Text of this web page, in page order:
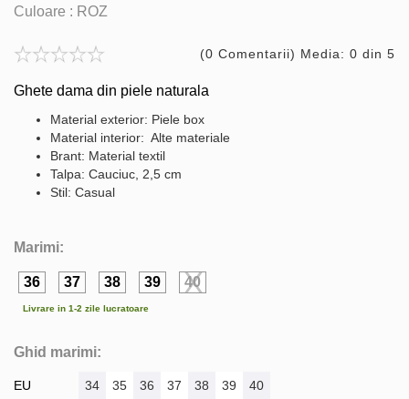
Culoare : ROZ
(0 Comentarii) Media: 0 din 5
Ghete dama din piele naturala
Material exterior: Piele box
Material interior: Alte materiale
Brant: Material textil
Talpa: Cauciuc, 2,5 cm
Stil: Casual
Marimi:
36 37 38 39 40
Livrare in 1-2 zile lucratoare
Ghid marimi:
EU
34 35 36 37 38 39
40